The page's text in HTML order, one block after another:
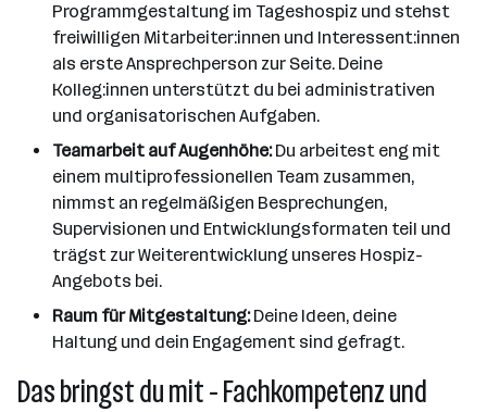
Programmgestaltung im Tageshospiz und stehst
freiwilligen Mitarbeiter:innen und Interessent:innen
als erste Ansprechperson zur Seite. Deine
Kolleg:innen unterstützt du bei administrativen
und organisatorischen Aufgaben.
Teamarbeit auf Augenhöhe:Du arbeitest eng mit
einem multiprofessionellen Team zusammen,
nimmst an regelmäßigen Besprechungen,
Supervisionen und Entwicklungsformaten teil und
trägst zur Weiterentwicklung unseres Hospiz-
Angebots bei.
Raum für Mitgestaltung:Deine Ideen, deine
Haltung und dein Engagement sind gefragt.
Das bringst du mit - Fachkompetenz und